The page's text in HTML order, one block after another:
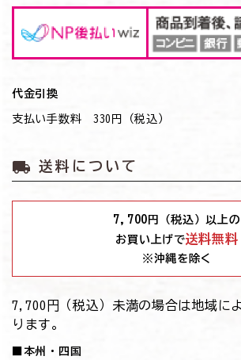
代金引換
支払い手数料 330円（税込）
local_shipping 送料について
7,700 円（税込）以上の
お買い上げで送料無料
※沖縄を除く
7,700円（税込）未満の場合は地域に
ります。
■本州・四国